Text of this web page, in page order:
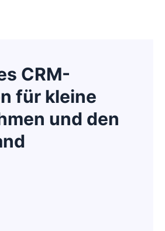
CRM-
für kleine
und den